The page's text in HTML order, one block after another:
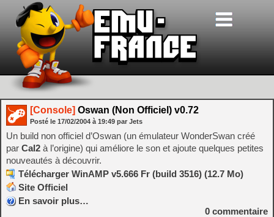
[Console] Oswan (Non Officiel) v0.72
Posté le 17/02/2004 à 19:49 par Jets
Un build non officiel d’Oswan (un émulateur WonderSwan créé
par Cal2 à l’origine) qui améliore le son et ajoute quelques petites
nouveautés à découvrir.
Télécharger WinAMP v5.666 Fr (build 3516) (12.7 Mo)
Site Officiel
En savoir plus…
0 commentaire